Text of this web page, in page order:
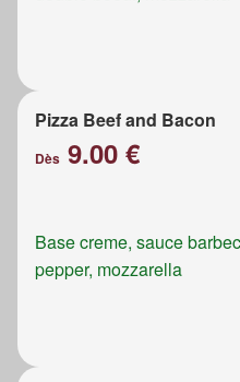
Pizza Beef and Bacon
Dès 9.00 €
Base creme, sauce
pepper, mozzarella